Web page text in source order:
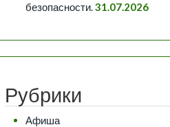
безопасности.31.07.2026
Рубрики
Афиша